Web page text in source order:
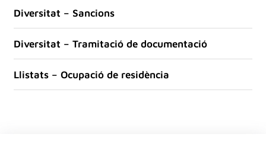
Diversitat – Sancions
Diversitat – Tramitació de documentació
Llistats – Ocupació de residència